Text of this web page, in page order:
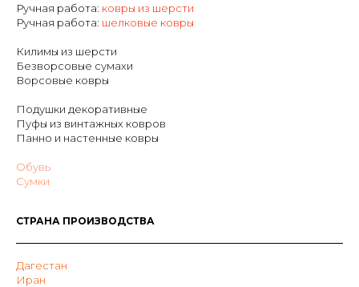
Ручная работа: ковры из шерсти
Ручная работа: шелковые ковры
Килимы из шерсти
Безворсовые сумахи
Ворсовые ковры
Подушки декоративные
Пуфы из винтажных ковров
Панно и настенные ковры
Обувь
Сумки
СТРАНА ПРОИЗВОДСТВА
Дагестан
Иран